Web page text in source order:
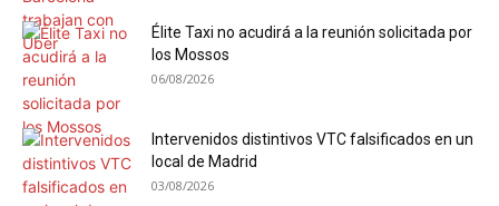
Élite Taxi no acudirá a la reunión solicitada por
los Mossos
06/08/2026
Intervenidos distintivos VTC falsificados en un
local de Madrid
03/08/2026